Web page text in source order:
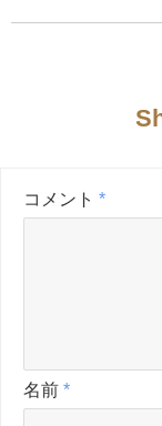
コメント *
名前 *